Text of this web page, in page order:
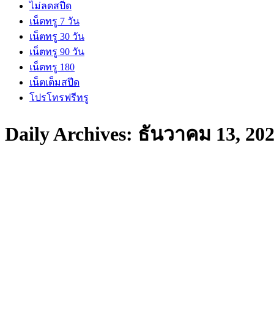
ไม่ลดสปีด
เน็ตทรู 7 วัน
เน็ตทรู 30 วัน
เน็ตทรู 90 วัน
เน็ตทรู 180
เน็ตเต็มสปีด
โปรโทรฟรีทรู
Daily Archives: ธันวาคม 13,